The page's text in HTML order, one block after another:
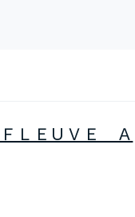
ＬＥＵＶＥ Ａ